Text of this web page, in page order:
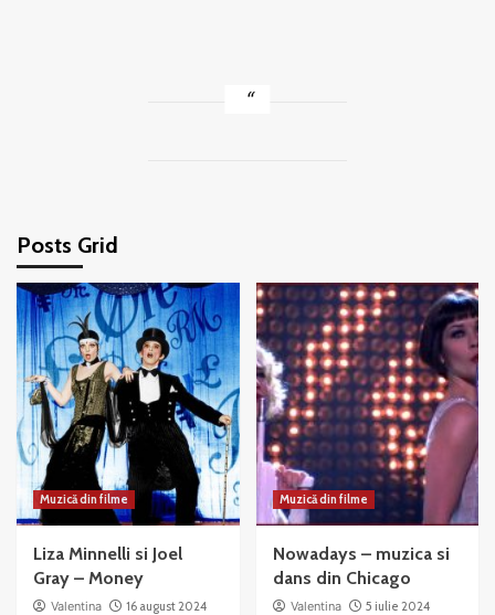
Posts Grid
Muzică din filme
Liza Minnelli si Joel
Gray – Money
Valentina
16 august 2024
Muzică din filme
Nowadays – muzica si
dans din Chicago
Valentina
5 iulie 2024